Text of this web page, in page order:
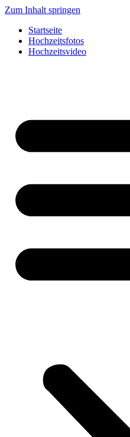
Zum Inhalt springen
Startseite
Hochzeitsfotos
Hochzeitsvideo